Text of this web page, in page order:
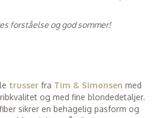
forståelse og god sommer!
trusser fra Tim & Simonsen med
og med fine blondedetaljer.
sikrer en behagelig pasform og